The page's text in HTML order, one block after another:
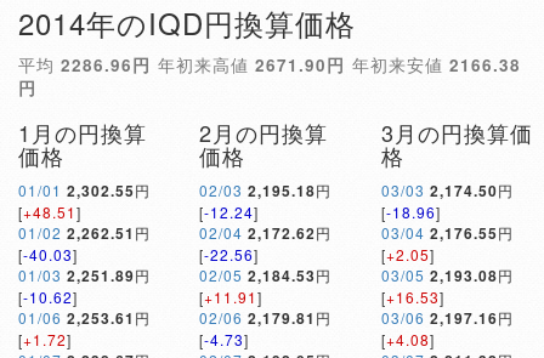
2014年のIQD円換算価格
平均 2286.96円 年初来高値 2671.90円 年初来安値 2166.38
円
1月の円換算
価格
01/01 2,302.55円
[+48.51]
01/02 2,262.51 円
[-40.03]
01/03 2,251.89円
[-10.62]
01/06 2,253.61 円
[+1.72]
2月の円換算
価格
02/03 2,195.18円
[-12.24]
02/04 2,172.62円
[-22.56]
02/05 2,184.53円
[+11.91]
02/06 2,179.81 円
[-4.73]
3月の円換算価
格
03/03 2,174.50円
[-18.96]
03/04 2,176.55円
[+2.05]
03/05 2,193.08円
[+16.53]
03/06 2,197.16円
[+4.08]